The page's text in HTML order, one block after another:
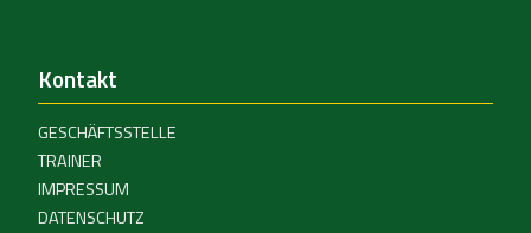
Kontakt
GESCHÄFTSSTELLE
TRAINER
IMPRESSUM
DATENSCHUTZ